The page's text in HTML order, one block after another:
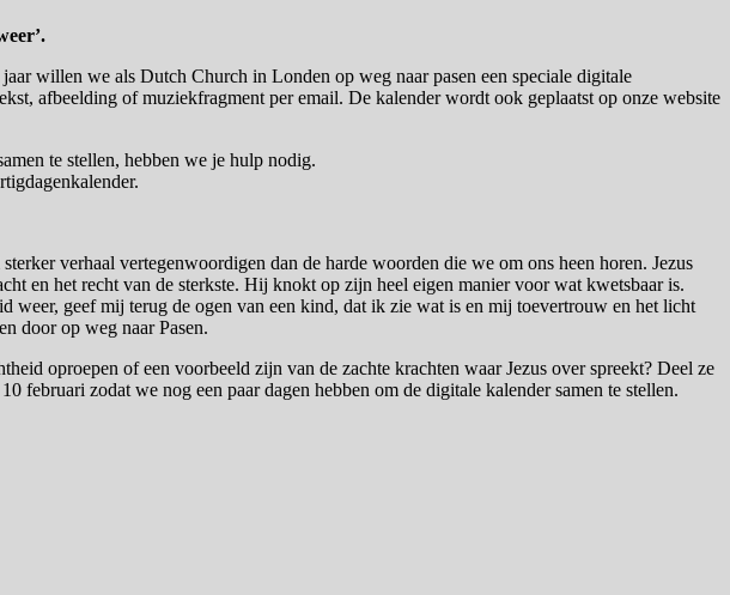
willen we als Dutch Church in Londen op weg naar pasen een speciale digitale
afbeelding of muziekfragment per email. De kalender wordt ook geplaatst op onze website
te stellen, hebben we je hulp nodig.
verhaal vertegenwoordigen dan de harde woorden die we om ons heen horen. Jezus
en het recht van de sterkste. Hij knokt op zijn heel eigen manier voor wat kwetsbaar is.
geef mij terug de ogen van een kind, dat ik zie wat is en mij toevertrouw en het licht
door op weg naar Pasen.
oproepen of een voorbeeld zijn van de zachte krachten waar Jezus over spreekt? Deel ze
februari zodat we nog een paar dagen hebben om de digitale kalender samen te stellen.